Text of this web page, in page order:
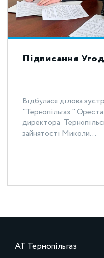
Підписання
Відбулася ділова
"Тернопільгаз "
директора
зайнятості Миколи...
АТ Тернопільгаз